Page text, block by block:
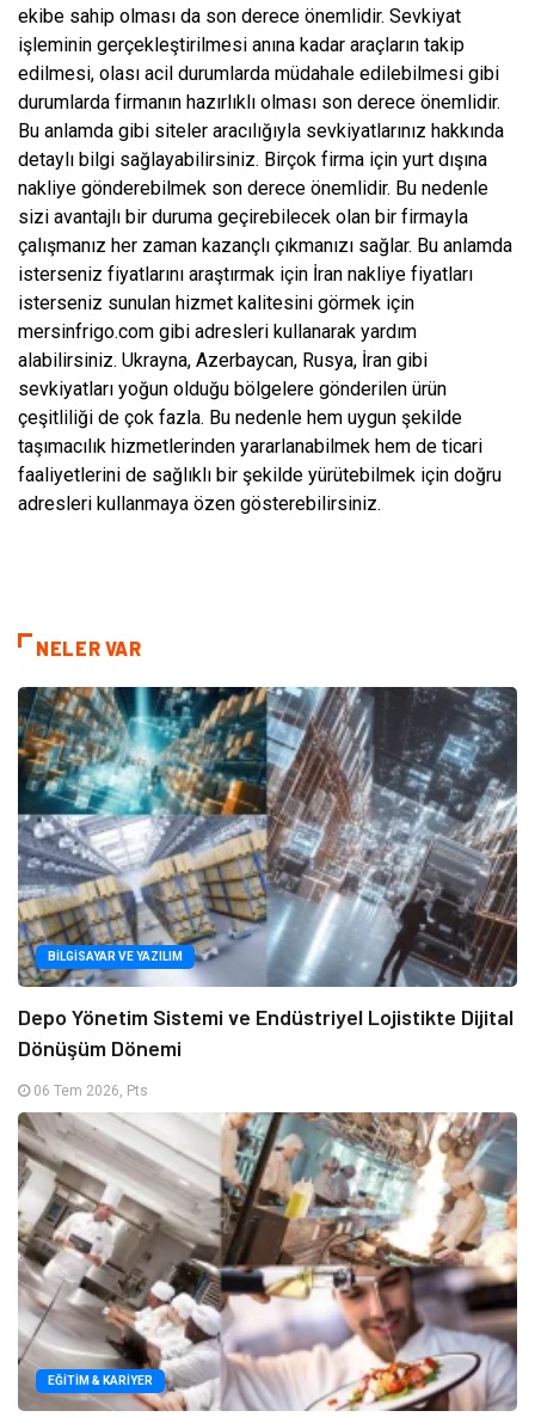
ekibe sahip olması da son derece önemlidir. Sevkiyat
işleminin gerçekleştirilmesi anına kadar araçların takip
edilmesi, olası acil durumlarda müdahale edilebilmesi gibi
durumlarda firmanın hazırlıklı olması son derece önemlidir.
Bu anlamda gibi siteler aracılığıyla sevkiyatlarınız hakkında
detaylı bilgi sağlayabilirsiniz. Birçok firma için yurt dışına
nakliye gönderebilmek son derece önemlidir. Bu nedenle
sizi avantajlı bir duruma geçirebilecek olan bir firmayla
çalışmanız her zaman kazançlı çıkmanızı sağlar. Bu anlamda
isterseniz fiyatlarını araştırmak için İran nakliye fiyatları
isterseniz sunulan hizmet kalitesini görmek için
mersinfrigo.com gibi adresleri kullanarak yardım
alabilirsiniz. Ukrayna, Azerbaycan, Rusya, İran gibi
sevkiyatları yoğun olduğu bölgelere gönderilen ürün
çeşitliliği de çok fazla. Bu nedenle hem uygun şekilde
taşımacılık hizmetlerinden yararlanabilmek hem de ticari
faaliyetlerini de sağlıklı bir şekilde yürütebilmek için doğru
adresleri kullanmaya özen gösterebilirsiniz.
NELER VAR
BILGISAYAR VE YAZILIM
Depo Yönetim Sistemi ve Endüstriyel Lojistikte Dijital
Dönüşüm Dönemi
06 Tem 2026, Pts
EĞITIM & KARIYER